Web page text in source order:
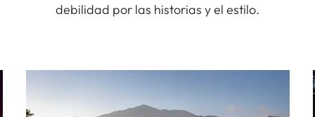
debilidad por las historias y el estilo.